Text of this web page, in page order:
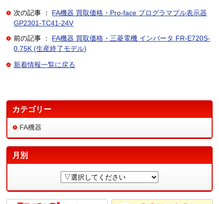
次の記事 ： FA機器 買取価格・Pro-face プログラマブル表示器
GP2301-TC41-24V
前の記事 ： FA機器 買取価格・三菱電機 インバータ FR-E720S-
0.75K (生産終了モデル)
新着情報一覧に戻る
カテゴリー
FA機器
月別